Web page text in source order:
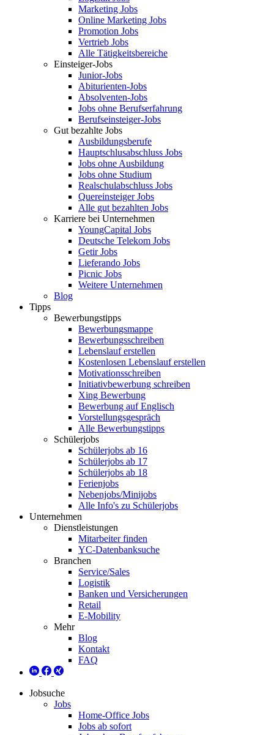
Marketing Jobs
Online Marketing Jobs
Promotion Jobs
Vertrieb Jobs
Alle Tätigkeitsbereiche
Einsteiger-Jobs
Junior-Jobs
Abiturienten-Jobs
Absolventen-Jobs
Jobs ohne Berufserfahrung
Berufseinsteiger-Jobs
Gut bezahlte Jobs
Ausbildungsberufe
Hauptschlusabschluss Jobs
Jobs ohne Ausbildung
Jobs ohne Studium
Realschulabschluss Jobs
Quereinsteiger Jobs
Alle gut bezahlten Jobs
Karriere bei Unternehmen
YoungCapital Jobs
Deutsche Telekom Jobs
Getir Jobs
Lieferando Jobs
Picnic Jobs
Weitere Unternehmen
Blog
Tipps
Bewerbungstipps
Bewerbungsmappe
Bewerbungsschreiben
Lebenslauf erstellen
Kostenlosen Lebenslauf erstellen
Motivationsschreiben
Initiativbewerbung schreiben
Xing Bewerbung
Bewerbung auf Englisch
Vorstellungsgespräch
Alle Bewerbungstipps
Schülerjobs
Schülerjobs ab 16
Schülerjobs ab 17
Schülerjobs ab 18
Ferienjobs
Nebenjobs/Minijobs
Alle Info's zu Schülerjobs
Unternehmen
Dienstleistungen
Mitarbeiter finden
YC-Datenbanksuche
Branchen
Service/Sales
Logistik
Banken und Versicherungen
Retail
E-Mobility
Mehr
Blog
Kontakt
FAQ
Jobsuche
Jobs
Home-Office Jobs
Jobs ab sofort